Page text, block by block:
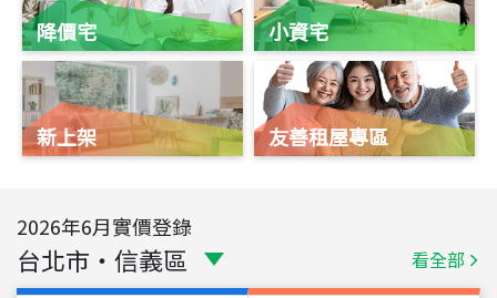
降價宅
新上架
小資宅
友善租屋專區
2026年6月實價登錄
台北市 ・ 信義區 看全部